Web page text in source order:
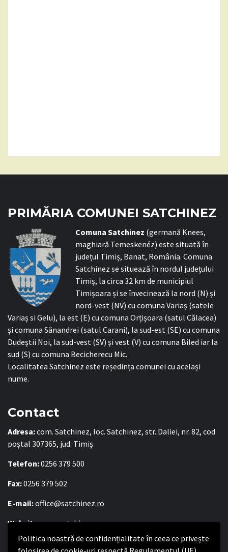
Politica noastră de confidențialitate în ceea ce privește
PRIMĂRIA COMUNEI SATCHINEZ
Comuna Satchinez (germană Knees,
maghiară Temeskenéz) este situată în
județul Timiș, Banat, România. Comuna
Satchinez se situează în nordul județului
Timiș, la circa 32 km de municipiul
Timișoara și se învecinează la nord (N) și
nord-vest (NV) cu comuna Variaș (satele
Variaș si Gelu), la est (E) cu comuna Orțișoara (satul Călacea)
și comuna Sânandrei (satul Carani), la sud-est (SE) cu comuna
Dudeștii Noi, la sud-vest (SV) și vest (V) cu comuna Biled iar la
sud (S) cu comuna Becicherecu Mic.
Localitatea Satchinez este reședința comunei cu același
nume.
Contact
Adresa:com. Satchinez, loc. Satchinez, str. Daliei, nr. 82, cod
poștal 307365, jud. Timiș
Telefon:0256 379 500
Fax:0256 379 502
E-mail:office@satchinez.ro
Website:www.satchinez.ro
Program cu publicul: